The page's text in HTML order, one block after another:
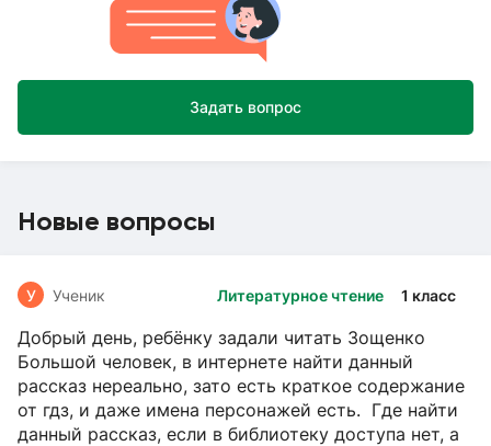
Задать вопрос
Новые вопросы
Литературное чтение 1 класс
У Ученик
Добрый день, ребёнку задали читать Зощенко
Большой человек, в интернете найти данный
рассказ нереально, зато есть краткое содержание
от гдз, и даже имена персонажей есть. Где найти
данный рассказ, если в библиотеку доступа нет, а